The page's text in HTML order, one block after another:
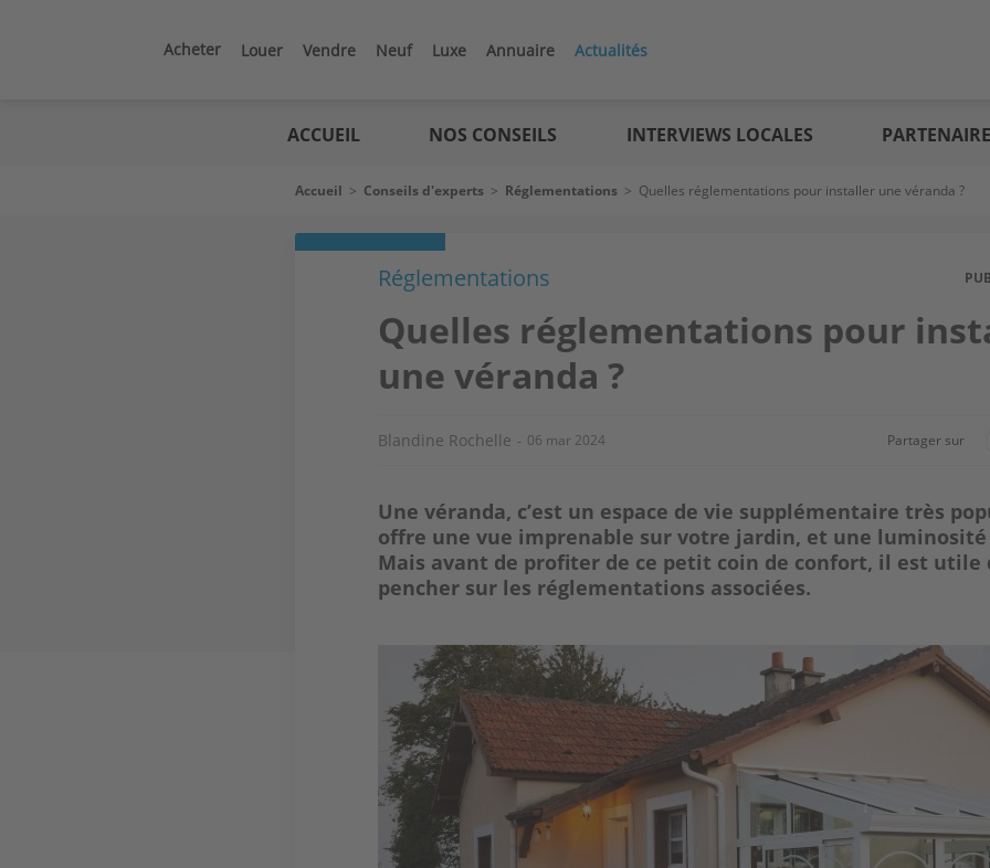
Acheter Louer Vendre Neuf Luxe Annuaire Actualités
ACCUEIL NOS CONSEILS INTERVIEWS LOCALES
Fil
Accueil > Conseils d'experts > Réglementations > Quelles réglementations pour installer une véranda ?
Réglementations
Quelles réglementations pour
une véranda ?
Blandine Rochelle 06 mar 2024 Partager sur
Une véranda, c’est un espace de vie supplémentaire très
offre une vue imprenable sur votre jardin, et une luminosité
Mais avant de profiter de ce petit coin de confort, il est utile
pencher sur les réglementations associées.
Image